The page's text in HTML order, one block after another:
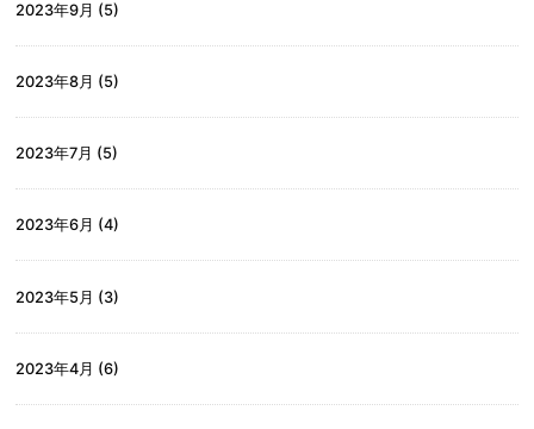
2023年9月 (5)
2023年8月 (5)
2023年7月 (5)
2023年6月 (4)
2023年5月 (3)
2023年4月 (6)